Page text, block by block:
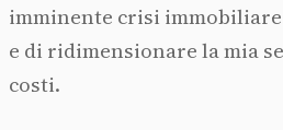
imminente crisi
e di ridimensionare la mia
costi.